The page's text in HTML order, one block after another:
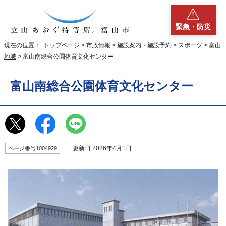
緊急・防災
現在の位置： トップページ > 市政情報 > 施設案内・施設予約 > スポーツ > 富山
地域 > 富山南総合公園体育文化センター
富山南総合公園体育文化センター
ページ番号1004929 更新日 2026年4月1日